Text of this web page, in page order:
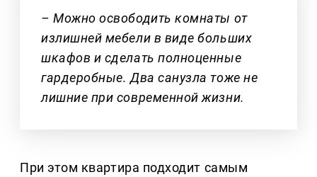
– Можно освободить комнаты от
излишней мебели в виде больших
шкафов и сделать полноценные
гардеробные. Два санузла тоже не
лишние при современной жизни.
При этом квартира подходит самым